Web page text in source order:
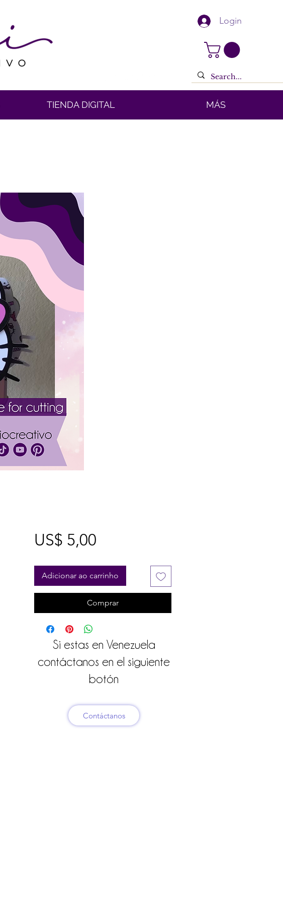
Login
TIENDA DIGITAL MÁS
US$ 5,00Preço
Adicionar ao carrinho
Comprar
Si estas en Venezuela
contáctanos en el siguiente
botón
Contáctanos